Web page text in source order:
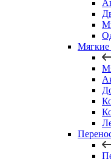
Мягкие